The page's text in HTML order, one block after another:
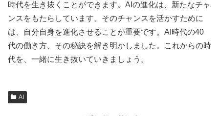
時代を生き抜くことができます。AIの進化は、新たなチャ
ンスをもたらしています。そのチャンスを活かすために
は、自分自身を進化させることが重要です。AI時代の40
代の働き方、その秘訣を解き明かしました。これからの時
代を、一緒に生き抜いていきましょう。
AI